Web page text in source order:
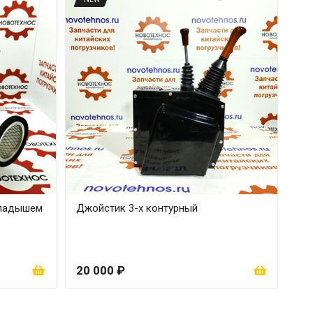
Джойстик 3-х контурный
20 000 ₽